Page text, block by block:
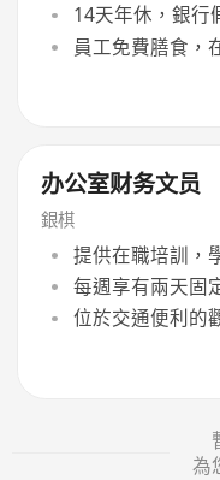
14天年休，銀行
員工免費膳食，
办公室财务文员
銀棋
提供在職培訓，
每週享有兩天固
位於交通便利的
為